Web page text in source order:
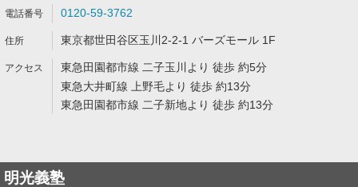
0120-59-3762
東京都世田谷区玉川2-2-1 バーズモール 1F
東急田園都市線 二子玉川より 徒歩 約5分
東急大井町線 上野毛より 徒歩 約13分
東急田園都市線 二子新地より 徒歩 約13分
明光義塾